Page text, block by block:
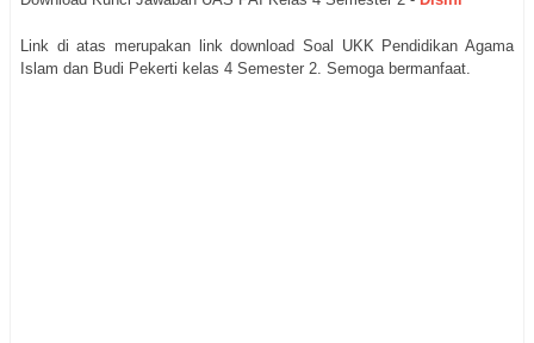
Link di atas merupakan link download Soal UKK Pendidikan Agama
Islam dan Budi Pekerti kelas 4 Semester 2. Semoga bermanfaat.